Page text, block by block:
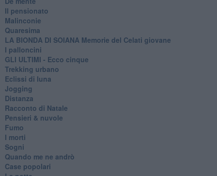
Il pensionato
Malinconie
Quaresima
LA BIONDA DI SOIANA Memorie del Celati giovane
I palloncini
GLI ULTIMI - Ecco cinque
Trekking urbano
Eclissi di luna
Jogging
Distanza
Racconto di Natale
Pensieri & nuvole
Fumo
I morti
Sogni
Quando me ne andrò
Case popolari